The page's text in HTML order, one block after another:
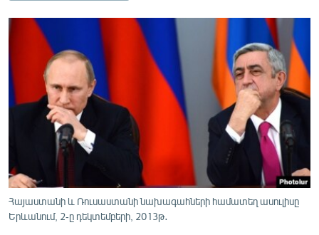
ՏԱՐԱԾԱՇՐՋԱՆ
ՄԻՋԱԶԳԱՅԻՆ
ՄՇԱԿՈՒՅԹ
ՍՊՈՐՏ
ՄԵԿՆԱԲԱՆՈՒԹՅՈՒՆ
ՏՏ ԵՒ ԻՆՏԵՐՆԵՏ
ԱՐԽԻՎ
Հայաստանի և Ռուսաստանի նախագահների համատեղ ասուլիսը
Երևանում, 2-ը դեկտեմբերի, 2013թ․